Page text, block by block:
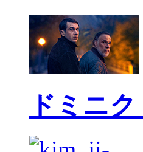
ドミニ